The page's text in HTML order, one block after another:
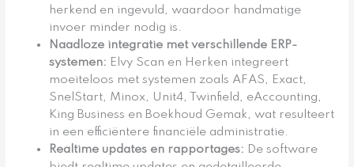
herkend en ingevuld, waardoor handmatige
invoer minder nodig is.
Naadloze integratie met verschillende ERP-
systemen: Elvy Scan en Herken integreert
moeiteloos met systemen zoals AFAS, Exact,
SnelStart, Minox, Unit4, Twinfield, eAccounting,
King Business en Boekhoud Gemak, wat resulteert
in een efficiëntere financiële administratie.
Realtime updates en rapportages: De software